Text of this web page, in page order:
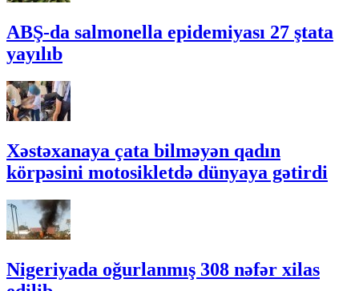
ABŞ-da salmonella epidemiyası 27 ştata
yayılıb
Xəstəxanaya çata bilməyən qadın
körpəsini motosikletdə dünyaya gətirdi
Nigeriyada oğurlanmış 308 nəfər xilas